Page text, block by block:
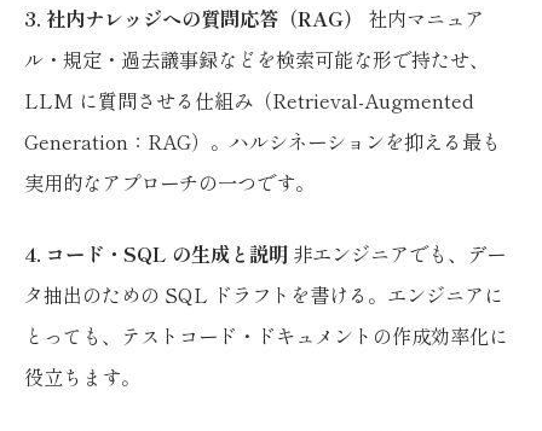
3. 社内ナレッジへの質問応答（RAG）
社内マニュア
ル・規定・過去議事録などを検索可能な形で持たせ、
LLM に質問させる仕組み（Retrieval-Augmented
Generation：RAG）。ハルシネーションを抑える最も
実用的なアプローチの一つです。
4. コード・SQL の生成と説明 非エンジニアでも、デー
タ抽出のための SQL ドラフトを書ける。エンジニアに
とっても、テストコード・ドキュメントの作成効率化に
役立ちます。